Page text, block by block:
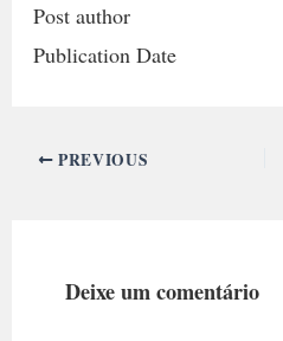
Post author
Publication Date
PREVIOUS
Deixe um comentário